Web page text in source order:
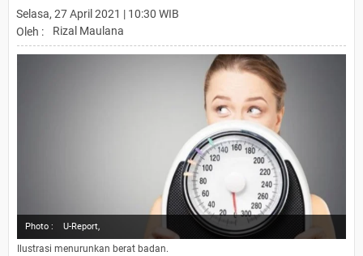
Selasa, 27 April 2021 | 10:30 WIB
Oleh :
Rizal Maulana
Photo : U-Report,
Ilustrasi menurunkan berat badan.